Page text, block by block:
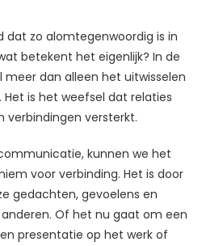
zo alomtegenwoordig is in
betekent het eigenlijk? In de
dan alleen het uitwisselen
is het weefsel dat relaties
verbindingen versterkt.
kunnen we het
voor verbinding. Het is door
gedachten, gevoelens en
Of het nu gaat om een
presentatie op het werk of